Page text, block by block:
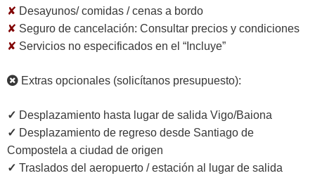
✘ Desayunos/ comidas / cenas a bordo
✘ Seguro de cancelación: Consultar precios y condiciones
✘ Servicios no especificados en el “Incluye”
Extras opcionales (solicítanos presupuesto):
✓ Desplazamiento hasta lugar de salida Vigo/Baiona
✓ Desplazamiento de regreso desde Santiago de
Compostela a ciudad de origen
✓ Traslados del aeropuerto / estación al lugar de salida